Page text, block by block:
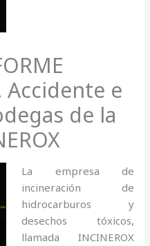
Accidente e
de la
La empresa de
incineración de
hidrocarburos y
desechos tóxicos,
llamada INCINEROX